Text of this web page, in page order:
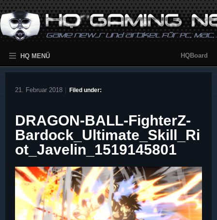
HQ MENÜ HQBoard
21. Februar 2018 Filed under:
DRAGON-BALL-FighterZ-
Bardock_Ultimate_Skill_Ri
ot_Javelin_1519145801